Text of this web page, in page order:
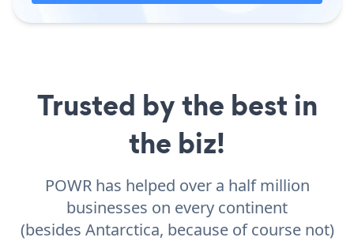
Trusted by the best in
the biz!
POWR has helped over a half million
businesses on every continent
(besides Antarctica, because of course not)